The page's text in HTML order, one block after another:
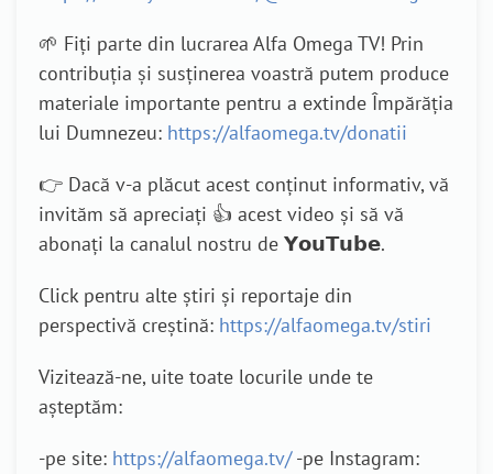
🌱 Fiți parte din lucrarea Alfa Omega TV! Prin
contribuția și susținerea voastră putem produce
materiale importante pentru a extinde Împărăția
lui Dumnezeu: https://alfaomega.tv/donatii
👉 Dacă v-a plăcut acest conținut informativ, vă
invităm să apreciați 👍 acest video și să vă
abonați la canalul nostru de 𝗬𝗼𝘂𝗧𝘂𝗯𝗲.
Click pentru alte știri și reportaje din
perspectivă creștină: https://alfaomega.tv/stiri
Vizitează-ne, uite toate locurile unde te
așteptăm:
-pe site: https://alfaomega.tv/-pe Instagram: